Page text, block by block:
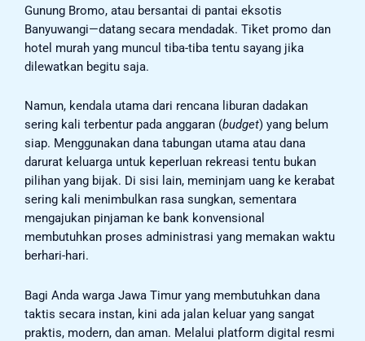
Gunung Bromo, atau bersantai di pantai eksotis
Banyuwangi—datang secara mendadak. Tiket promo dan
hotel murah yang muncul tiba-tiba tentu sayang jika
dilewatkan begitu saja.
Namun, kendala utama dari rencana liburan dadakan
sering kali terbentur pada anggaran (budget) yang belum
siap. Menggunakan dana tabungan utama atau dana
darurat keluarga untuk keperluan rekreasi tentu bukan
pilihan yang bijak. Di sisi lain, meminjam uang ke kerabat
sering kali menimbulkan rasa sungkan, sementara
mengajukan pinjaman ke bank konvensional
membutuhkan proses administrasi yang memakan waktu
berhari-hari.
Bagi Anda warga Jawa Timur yang membutuhkan dana
taktis secara instan, kini ada jalan keluar yang sangat
praktis, modern, dan aman. Melalui platform digital resmi